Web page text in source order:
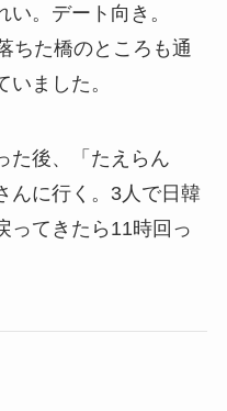
。デート向き。
ちた橋のところも通
ました。
た後、「たえらん
んに行く。3人で日韓
ってきたら11時回っ